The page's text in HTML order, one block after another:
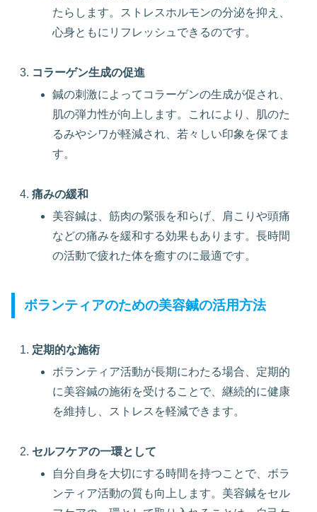
たらします。ストレスホルモンの分泌を抑え、
心身ともにリフレッシュできるのです。
コラーゲン生成の促進
鍼の刺激によってコラーゲンの生成が促され、
肌の弾力性が向上します。これにより、肌のた
るみやシワが軽減され、若々しい印象を保てま
す。
痛みの緩和
美容鍼は、筋肉の緊張を和らげ、肩こりや頭痛
などの痛みを緩和する効果もあります。長時間
の活動で疲れた体を癒すのに最適です。
ボランティアのための美容鍼の活用方法
定期的な施術
ボランティア活動が長期にわたる場合、定期的
に美容鍼の施術を受けることで、継続的に健康
を維持し、ストレスを軽減できます。
セルフケアの一環として
自分自身を大切にする時間を持つことで、ボラ
ンティア活動の質も向上します。美容鍼をセル